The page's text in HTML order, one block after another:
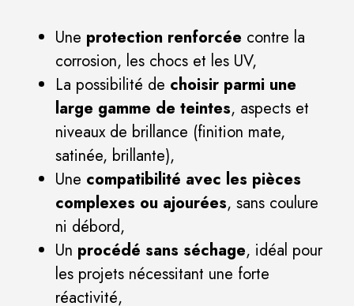
Une protection renforcée contre la
corrosion, les chocs et les UV,
La possibilité de choisir parmi une
large gamme de teintes, aspects et
niveaux de brillance (finition mate,
satinée, brillante),
Une compatibilité avec les pièces
complexes ou ajourées, sans coulure
ni débord,
Un procédé sans séchage, idéal pour
les projets nécessitant une forte
réactivité,